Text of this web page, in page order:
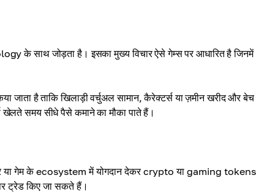
के साथ जोड़ता है। इसका मुख्य विचार ऐसे गेम्स पर आधारित है जिनमें
है ताकि खिलाड़ी वर्चुअल सामान, कैरेक्टर्स या ज़मीन खरीद और
समय सीधे पैसे कमाने का मौका पाते हैं।
या गेम के ecosystem में योगदान देकर crypto या gaming
ट्रेड किए जा सकते हैं।